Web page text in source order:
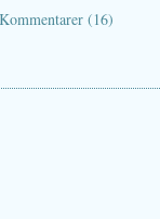
Kommentarer (16)